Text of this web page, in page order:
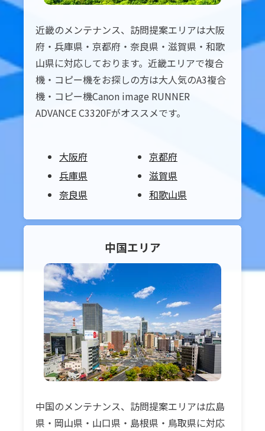
近畿のメンテナンス、訪問提案エリアは大阪
府・兵庫県・京都府・奈良県・滋賀県・和歌
山県に対応しております。近畿エリアで複合
機・コピー機をお探しの方は大人気のA3複合
機・コピー機Canon image RUNNER
ADVANCE C3320Fがオススメです。
大阪府
兵庫県
奈良県
京都府
滋賀県
和歌山県
中国エリア
中国のメンテナンス、訪問提案エリアは広島
県・岡山県・山口県・島根県・鳥取県に対応